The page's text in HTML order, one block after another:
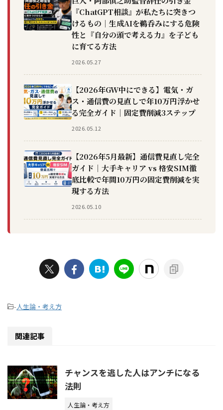
『ChatGPT相談』が私たちに突きつ
けるもの｜生成AIを鵜呑みにする危険
性と『自分の頭で考える力』を子ども
に育てる方法
2026.05.27
【2026年GW中にできる】電気・ガ
ス・通信費の見直しで年10万円浮かせ
る完全ガイド｜固定費削減3ステップ
2026.05.12
【2026年5月最新】通信費見直し完全
ガイド｜大手キャリア vs 格安SIM徹
底比較で年間10万円の固定費削減を実
現する方法
2026.05.10
-人生論・考え方
関連記事
チャンスを逃した人はアンチになる
法則
人生論・考え方